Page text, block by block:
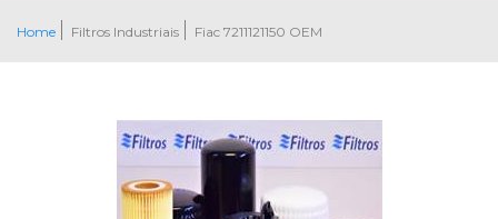
Home Filtros Industriais Fiac 7211121150 OEM